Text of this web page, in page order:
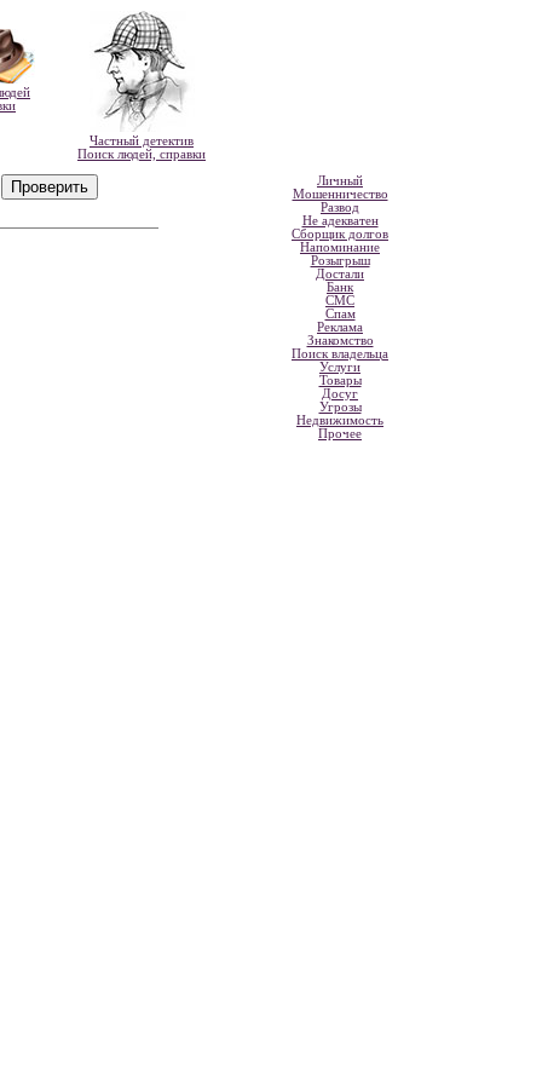
Частный детектив
Поиск людей, справки
Личный
Мошенничество
Развод
Не адекватен
Сборщик долгов
Напоминание
Розыгрыш
Достали
Банк
СМС
Спам
Реклама
Знакомство
Поиск владельца
Услуги
Товары
Досуг
Угрозы
Недвижимость
Прочее